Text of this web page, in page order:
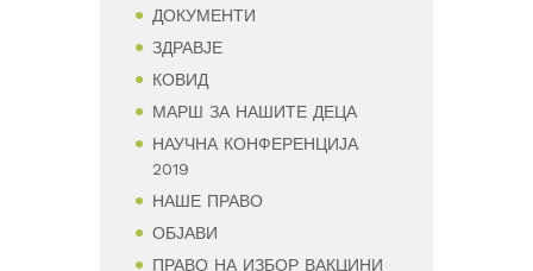
ДОКУМЕНТИ
ЗДРАВЈЕ
КОВИД
МАРШ ЗА НАШИТЕ ДЕЦА
НАУЧНА КОНФЕРЕНЦИЈА
2019
НАШЕ ПРАВО
ОБЈАВИ
ПРАВО НА ИЗБОР ВАКЦИНИ